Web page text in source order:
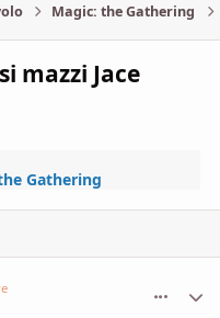
Magic: the Gathering
mazzi Jace
Gathering